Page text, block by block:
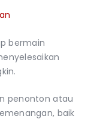
bermain
penonton atau
baik